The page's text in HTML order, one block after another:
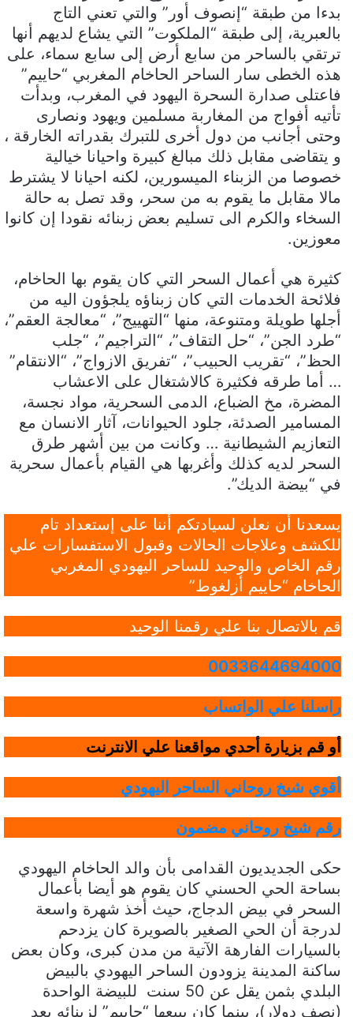
بدءا من طبقة “إنصوف أور” والتي تعني التاج
بالعبرية، إلى طبقة “الملكوت” التي يشاع لديهم أنها
ترتقي بالساحر من سابع أرض إلى سابع سماء، على
هذه الخطى سار الساحر الحاخام المغربي “حاييم”
فاعتلى صدارة السحرة اليهود في المغرب، وبدأت
تأتيه أفواج من المغاربة مسلمين ويهود ونصارى
وحتى أجانب من دول أخرى للتبرك بقدراته الخارقة ،
و يتقاضى مقابل ذلك مبالغ كبيرة واحيانا خيالية
خصوصا من الزبناء الميسورين، لكنه احيانا لا يشترط
مالا مقابل ما يقوم به من سحر، وقد تصل به حالة
السخاء والكرم الى تسليم بعض زبنائه نقودا إن كانوا
معوزين.
كثيرة هي أعمال السحر التي كان يقوم بها الحاخام،
فلائحة الخدمات التي كان زبناؤه يلجؤون اليه من
أجلها طويلة ومتنوعة، منها “التهييج”، “معالجة العقم”،
“طرد الجن”، “حل التقاف”، “التراجيم”، “جلب
الحظ”، “تقريب الحبيب”، “تفريق الازواج”، “الانتقام”
… أما طرقه فكثيرة كالاشتغال على الاعشاب
المضرة، مخ الضباع، الدمى السحرية، مواد نجسة،
المسامير الصدئة، جلود الحيوانات، آثار الانسان مع
التعازيم الشيطانية … وكانت من بين أشهر طرق
السحر لديه كذلك وأغربها هي القيام بأعمال سحرية
في “بيضة الديك”.
يسعدنا أن نعلن لسيادتكم أننا على إستعداد تام
للكشف وعلاجات الحالات وقبول الاستفسارات علي
رقم الخاص والوحيد للساحر اليهودي المغربي
الحاخام “حاييم أزلغوط”
قم بالاتصال بنا علي رقمنا الوحيد
0033644694000
راسلنا علي الواتساب
أو قم بزيارة أحدي مواقعنا علي الانترنت
أقوي شيخ روحاني الساحر اليهودي
رقم شيخ روحاني مضمون
حكى الجديديون القدامى بأن والد الحاخام اليهودي
بساحة الحي الحسني كان يقوم هو أيضا بأعمال
السحر في بيض الدجاج، حيث أخذ شهرة واسعة
لدرجة أن الحي الصغير بالصويرة كان يزدحم
بالسيارات الفارهة الآتية من مدن كبرى، وكان بعض
ساكنة المدينة يزودون الساحر اليهودي بالبيض
البلدي بثمن يقل عن 50 سنت للبيضة الواحدة
(نصف دولار)، بينما كان يبيعها “حاييم” لزبنائه بعد